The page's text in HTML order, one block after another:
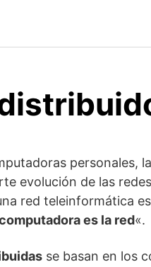
personales,
evolución de las
red teleinformática
es la red«.
se basan en los